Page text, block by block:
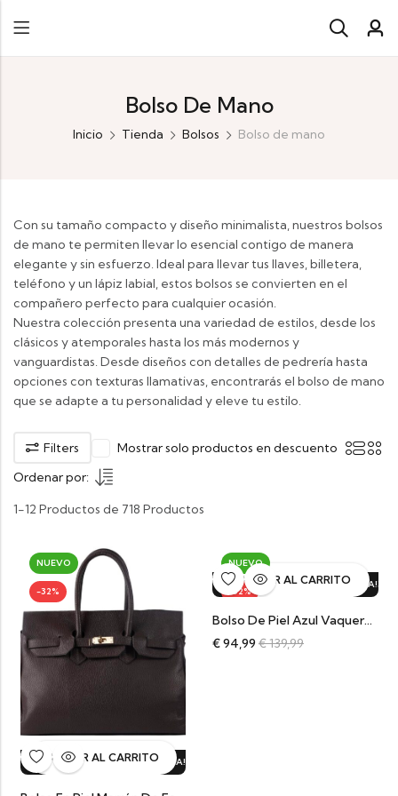
Bolso De Mano
Inicio Tienda Bolsos Bolso de mano
Con su tamaño compacto y diseño minimalista, nuestros bolsos
de mano te permiten llevar lo esencial contigo de manera
elegante y sin esfuerzo. Ideal para llevar tus llaves, billetera,
teléfono y un lápiz labial, estos bolsos se convierten en el
compañero perfecto para cualquier ocasión.
Nuestra colección presenta una variedad de estilos, desde los
clásicos y atemporales hasta los más modernos y
vanguardistas. Desde diseños con detalles de pedrería hasta
opciones con texturas llamativas, encontrarás el bolso de mano
que se adapte a tu personalidad y eleve tu estilo.
Filters
Mostrar solo productos en descuento
Ordenar por:
1-12 Productos de 718 Productos
NUEVO
-32%
¡OFERTA! 32% DTO. ¡OFERTA!32%
AÑADIR AL CARRITO
NUEVO
-32%
32%DTO. ¡OFERTA! ¡OFERTA! 32% DTO. ¡OFERTA!32%
AÑADIR AL CARRITO
Bolso De Piel Azul Vaquero De Estilo Icónico Harlow
€94,99 €139,99